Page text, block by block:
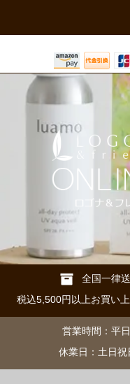
全国一律
税込5,500円以上お買い
営業時間：平
休業日：土日祝